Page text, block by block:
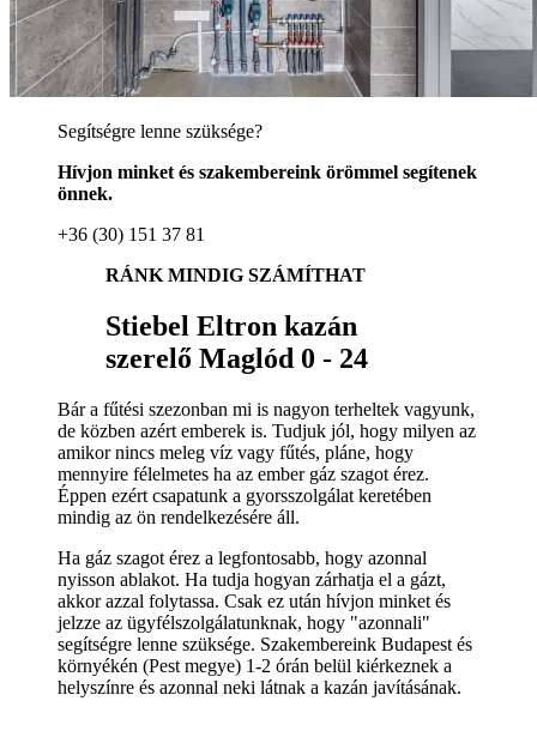
Segítségre lenne szüksége?
Hívjon minket és szakembereink örömmel segítenek
önnek.
+36 (30) 151 37 81
RÁNK MINDIG SZÁMÍTHAT
Stiebel Eltron kazán
szerelő Maglód 0 - 24
Bár a fűtési szezonban mi is nagyon terheltek vagyunk,
de közben azért emberek is. Tudjuk jól, hogy milyen az
amikor nincs meleg víz vagy fűtés, pláne, hogy
mennyire félelmetes ha az ember gáz szagot érez.
Éppen ezért csapatunk a gyorsszolgálat keretében
mindig az ön rendelkezésére áll.
Ha gáz szagot érez a legfontosabb, hogy azonnal
nyisson ablakot. Ha tudja hogyan zárhatja el a gázt,
akkor azzal folytassa. Csak ez után hívjon minket és
jelzze az ügyfélszolgálatunknak, hogy "azonnali"
segítségre lenne szüksége. Szakembereink Budapest és
környékén (Pest megye) 1-2 órán belül kiérkeznek a
helyszínre és azonnal neki látnak a kazán javításának.